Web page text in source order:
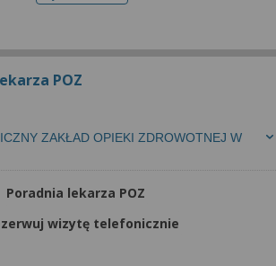
POZ
ZAKŁAD OPIEKI ZDROWOTNEJ W
Poradnia lekarza POZ
wizytę telefonicznie